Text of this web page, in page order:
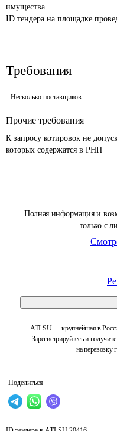
Полная информация и
только с
ATI.SU — крупнейшая в
Зарегистрируйтесь и
на перевозку
Поделиться
имущества
ID тендера на площадке
Требования
Несколько поставщиков
Прочие требования
К запросу котировок не
которых содержатся в РНП